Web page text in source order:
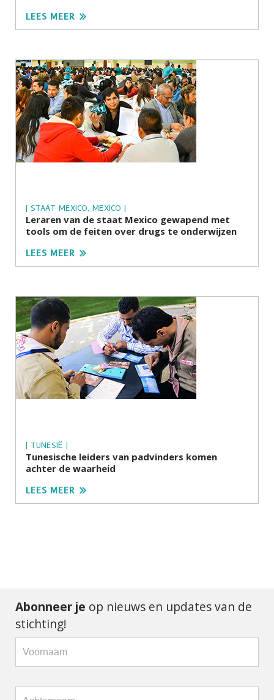
LEES MEER
| STAAT MEXICO, MEXICO |
Leraren van de staat Mexico gewapend met
tools om de feiten over drugs te onderwijzen
LEES MEER
| TUNESIË |
Tunesische leiders van padvinders komen
achter de waarheid
LEES MEER
Abonneer je op nieuws en updates van de
stichting!